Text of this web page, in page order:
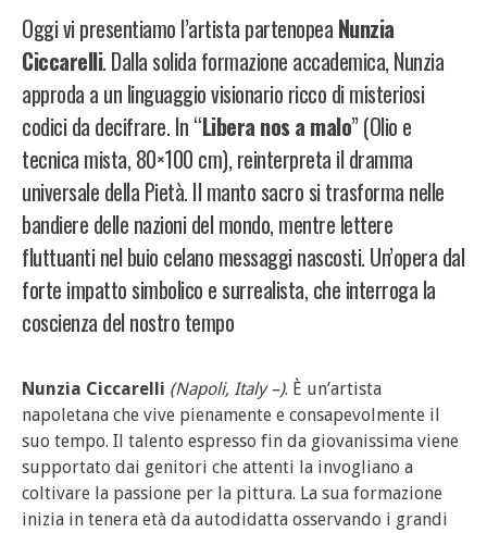
Oggi vi presentiamo l’artista partenopea Nunzia
Ciccarelli. Dalla solida formazione accademica, Nunzia
approda a un linguaggio visionario ricco di misteriosi
codici da decifrare. In “Libera nos a malo” (Olio e
tecnica mista, 80×100 cm), reinterpreta il dramma
universale della Pietà. Il manto sacro si trasforma nelle
bandiere delle nazioni del mondo, mentre lettere
fluttuanti nel buio celano messaggi nascosti. Un’opera dal
forte impatto simbolico e surrealista, che interroga la
coscienza del nostro tempo
Nunzia Ciccarelli (Napoli, Italy –). È un’artista
napoletana che vive pienamente e consapevolmente il
suo tempo. Il talento espresso fin da giovanissima viene
supportato dai genitori che attenti la invogliano a
coltivare la passione per la pittura. La sua formazione
inizia in tenera età da autodidatta osservando i grandi